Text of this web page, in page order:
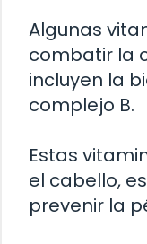
Algunas
combatir la
incluyen la
complejo B.
Estas
el cabello,
prevenir la